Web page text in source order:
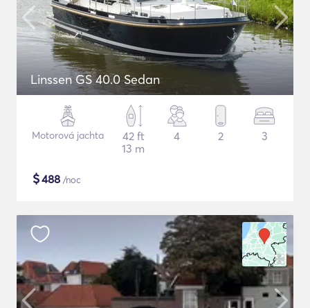
Linssen GS 40.0 Sedan
Motorová jachta
42 ft
13 m
4 2 3
$488 /noc